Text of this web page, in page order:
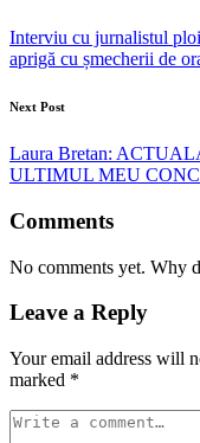
Interviu cu jurnalistul
aprigă cu șmecherii de
Next Post
Laura Bretan:
ULTIMUL MEU
Comments
No comments yet. Why
Leave a Reply
Your email address will
marked *